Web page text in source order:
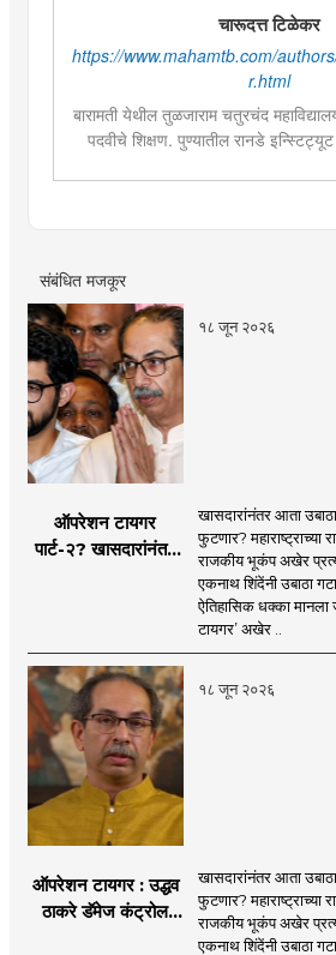
चारूदत्त टिळेकर
https://www.mahamtb.com/
r.html
बारामती येथील तुळजाराम चतुरचंद
पदवीचे शिक्षण. पुण्यातील रानडे
स्पर्धांमध्ये सहभाग. रानडे इन्स्टिट्यूट येथे
संबंधित मजकूर
१८ जून २०२६
ऑपरेशन टायगर
पार्ट-२? खासदारांनंतर
खासदारांनंतर आता
फुटणार? महाराष्ट्राच्या
राजकीय भूकंप अखेर
एकनाथ शिंदेंनी उबाठा
ऐतिहासिक धक्का मानला
टायगर’ अखेर ..
१८ जून २०२६
ऑपरेशन टायगर : उद्धव
ठाकरे डॅमेज कंट्रोल
खासदारांनंतर आता
फुटणार? महाराष्ट्राच्या
राजकीय भूकंप अखेर
एकनाथ शिंदेंनी उबाठा